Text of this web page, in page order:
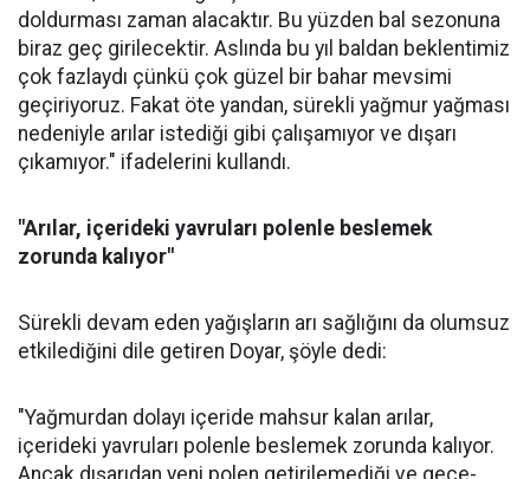
doldurması zaman alacaktır. Bu yüzden bal sezonuna
biraz geç girilecektir. Aslında bu yıl baldan beklentimiz
çok fazlaydı çünkü çok güzel bir bahar mevsimi
geçiriyoruz. Fakat öte yandan, sürekli yağmur yağması
nedeniyle arılar istediği gibi çalışamıyor ve dışarı
çıkamıyor." ifadelerini kullandı.
"Arılar, içerideki yavruları polenle beslemek
zorunda kalıyor"
Sürekli devam eden yağışların arı sağlığını da olumsuz
etkilediğini dile getiren Doyar, şöyle dedi:
"Yağmurdan dolayı içeride mahsur kalan arılar,
içerideki yavruları polenle beslemek zorunda kalıyor.